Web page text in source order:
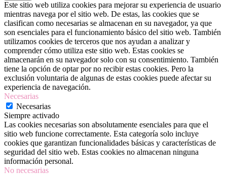
Este sitio web utiliza cookies para mejorar su experiencia de usuario
mientras navega por el sitio web. De estas, las cookies que se
clasifican como necesarias se almacenan en su navegador, ya que
son esenciales para el funcionamiento básico del sitio web. También
utilizamos cookies de terceros que nos ayudan a analizar y
comprender cómo utiliza este sitio web. Estas cookies se
almacenarán en su navegador solo con su consentimiento. También
tiene la opción de optar por no recibir estas cookies. Pero la
exclusión voluntaria de algunas de estas cookies puede afectar su
experiencia de navegación.
Necesarias
Necesarias
Siempre activado
Las cookies necesarias son absolutamente esenciales para que el
sitio web funcione correctamente. Esta categoría solo incluye
cookies que garantizan funcionalidades básicas y características de
seguridad del sitio web. Estas cookies no almacenan ninguna
información personal.
No necesarias